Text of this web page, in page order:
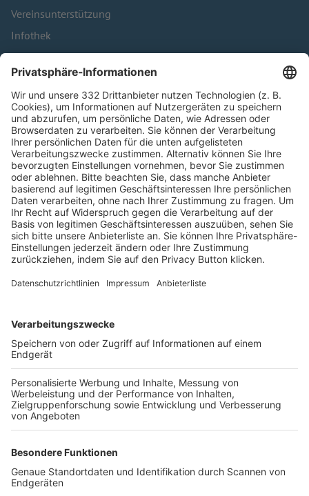
Vereinsunterstützung
Infothek
Kontakt
HÄUFIG BESUCHTE SEITEN
Pässe und Vereinswechsel
Trainerausbildung
Schulungsangebot Vereinsmitarbeiter
BFV-Geschäftsstellen
Trainerbörse
Login SpielPlus
FOLGE DEM BFV
TOP-VEREINE
TOP-PARTNER